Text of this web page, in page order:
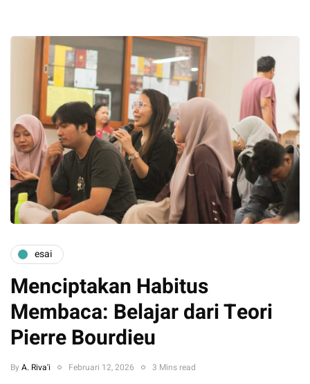
esai
Menciptakan Habitus
Membaca: Belajar dari Teori
Pierre Bourdieu
By A. Riva'i Februari 12, 2026 3 Mins read